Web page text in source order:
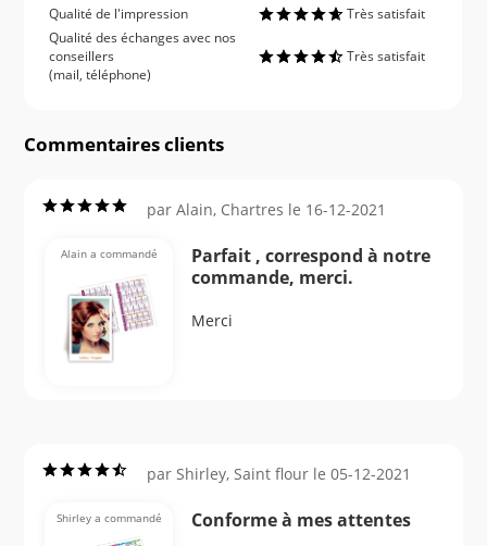
Qualité de l'impression
Très satisfait
Qualité des échanges avec nos
conseillers
(mail, téléphone)
Très satisfait
Commentaires clients
par Alain, Chartres le 16-12-2021
Alain a commandé
Parfait , correspond à notre
commande, merci.
Merci
par Shirley, Saint flour le 05-12-2021
Shirley a commandé Conforme à mes attentes